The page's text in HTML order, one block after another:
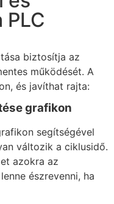
biztosítja az
működését. A
és javíthat rajta:
grafikon
segítségével
változik a ciklusidő.
azokra az
észrevenni, ha